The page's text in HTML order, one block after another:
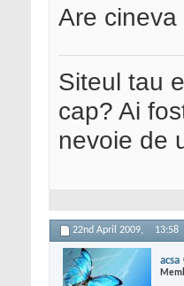
Are
Siteul tau
cap? Ai
nevoie de
22nd April 2009, 13:58
acsa